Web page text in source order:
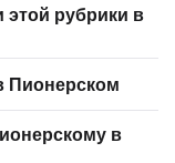
рубрики в
Пионерском
в